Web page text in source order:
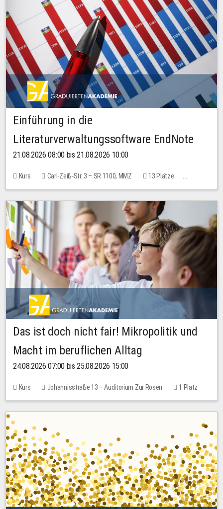
Einführung in die
Literaturverwaltungssoftware EndNote
21.08.2026 08:00 bis 21.08.2026 10:00
Kurs Carl-Zeiß-Str. 3 – SR 1100, MMZ
13 Plätze
10,00 EUR
Das ist doch nicht fair! Mikropolitik und
Macht im beruflichen Alltag
24.08.2026 07:00 bis 25.08.2026 15:00
Kurs Johannisstraße 13 – Auditorium Zur Rosen
1 Platz
30,00 EUR